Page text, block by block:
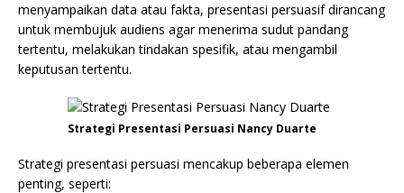
menyampaikan data atau fakta, presentasi persuasif dirancang
untuk membujuk audiens agar menerima sudut pandang
tertentu, melakukan tindakan spesifik, atau mengambil
keputusan tertentu.
Strategi Presentasi Persuasi Nancy Duarte
Strategi presentasi persuasi mencakup beberapa elemen
penting, seperti: